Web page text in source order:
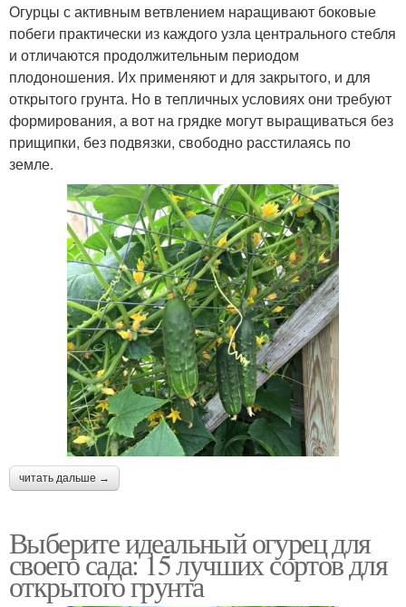
Огурцы с активным ветвлением наращивают боковые
побеги практически из каждого узла центрального стебля
и отличаются продолжительным периодом
плодоношения. Их применяют и для закрытого, и для
открытого грунта. Но в тепличных условиях они требуют
формирования, а вот на грядке могут выращиваться без
прищипки, без подвязки, свободно расстилаясь по
земле.
читать дальше →
Выберите идеальный огурец для
своего сада: 15 лучших сортов для
открытого грунта